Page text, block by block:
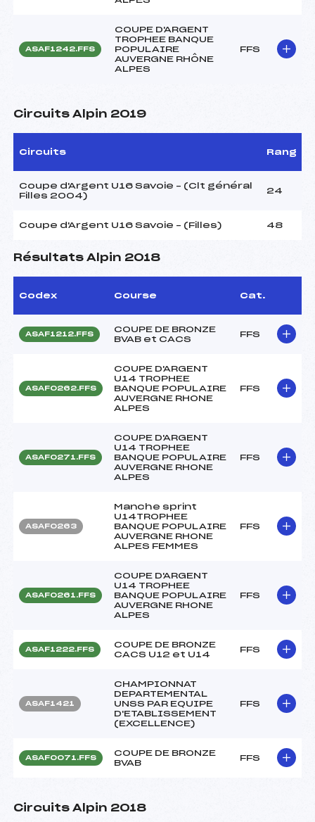
ASAF1242.FFS
COUPE D'ARGENT
TROPHEE BANQUE
POPULAIRE
AUVERGNE RHÔNE
ALPES
FFS
Circuits Alpin 2019
Circuits Rang
Coupe d'Argent U16 Savoie – (Clt général
Filles 2004)
24
Coupe d'Argent U16 Savoie – (Filles) 48
Résultats Alpin 2018
Codex Course Cat.
ASAF1212.FFS
COUPE DE BRONZE
BVAB et CACS
FFS
ASAF0262.FFS
COUPE D'ARGENT
U14 TROPHEE
BANQUE POPULAIRE
AUVERGNE RHONE
ALPES
FFS
ASAF0271.FFS
COUPE D'ARGENT
U14 TROPHEE
BANQUE POPULAIRE
AUVERGNE RHONE
ALPES
FFS
ASAF0263
Manche sprint
U14TROPHEE
BANQUE POPULAIRE
AUVERGNE RHONE
ALPES FEMMES
FFS
ASAF0261.FFS
COUPE D'ARGENT
U14 TROPHEE
BANQUE POPULAIRE
AUVERGNE RHONE
ALPES
FFS
ASAF1222.FFS
COUPE DE BRONZE
CACS U12 et U14
FFS
ASAF1421
CHAMPIONNAT
DEPARTEMENTAL
UNSS PAR EQUIPE
D'ETABLISSEMENT
(EXCELLENCE)
FFS
ASAF0071.FFS
COUPE DE BRONZE
BVAB
FFS
Circuits Alpin 2018